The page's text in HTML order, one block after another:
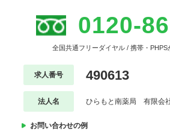
0120-
全国共通フリーダイヤル / 携帯・PHPS
求人番号 490613
法人名 ひらもと南薬局 有限会
お問い合わせの例